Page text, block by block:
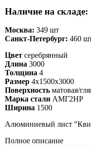
Наличие на складе:
Москва: 349 шт
Санкт-Петербург: 460
Цвет серебрянный
Длина 3000
Толщина 4
Размер 4х1500х3000
Поверхность матовая/
Марка стали АМГ2НР
Ширина 1500
Алюминиевый лист
Полное описание